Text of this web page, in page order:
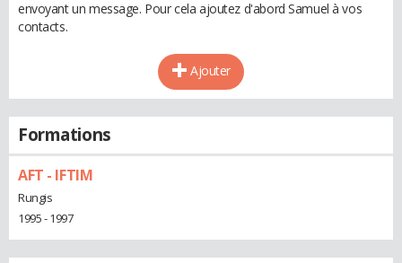
envoyant un message. Pour cela ajoutez d'abord Samuel à vos
contacts.
Ajouter
Formations
AFT - IFTIM
Rungis
1995 - 1997